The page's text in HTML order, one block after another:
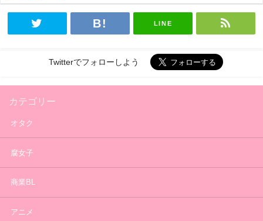
LINE
Twitterでフォローしよう
カテゴリー
オタク
腐女子
商業BL
アニメ